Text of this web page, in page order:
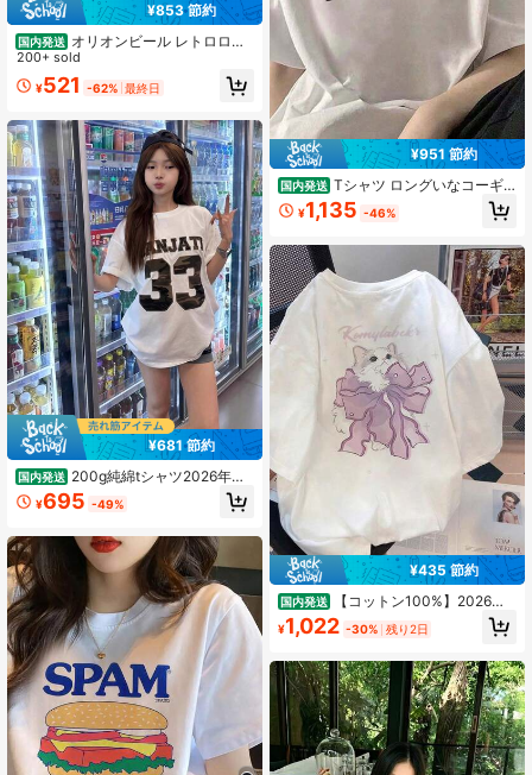
¥853 節約
国内発送 オリオンビール レトロロゴ
レディース半袖 T シャツ 200g ビッ
グシルエット カジュアル
200+ sold
¥521 -62% 最終日
¥681 節約
国内発送 200g純綿tシャツ2026年夏
レディース新品半袖純綿少女柄プリ
ント半袖丸首カップルが着る丸首レ
¥695 -49%
¥951 節約
国内発送 Tシャツ ロングいなコーギ
ー メンズ 半袖 春 夏 プリント 綿製
大きいきいサイズ 男女兼用 tシャツ
¥1,135 -46%
¥435 節約
国内発送
【コットン100%】2026夏
おすすめ新作できますレイヤード ロ
ゴtシャツ夏服レディース ファッショ
200グラム綿キャラクタープリント
ゆったり白トップスy2kレディース
トップス 春服 トップス
¥1,022 -30% 残り2日